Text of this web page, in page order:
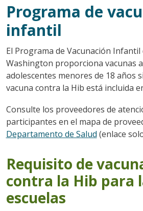
Programa de
infantil
El Programa de Vacunación Infantil
Washington proporciona vacunas
adolescentes menores de 18 años
vacuna contra la Hib está incluida
Consulte los proveedores de
participantes en el mapa de
Departamento de Salud (enlace
Requisito de
contra la Hib para
escuelas